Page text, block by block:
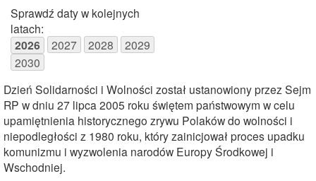
Sprawdź daty w kolejnych
latach:
2026 2027 2028
2029
2030
Dzień Solidarności i Wolności został ustanowiony przez Sejm
RP w dniu 27 lipca 2005 roku świętem państwowym w celu
upamiętnienia historycznego zrywu Polaków do wolności i
niepodległości z 1980 roku, który zainicjował proces upadku
komunizmu i wyzwolenia narodów Europy Środkowej i
Wschodniej.